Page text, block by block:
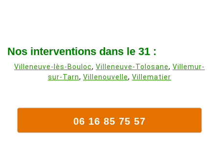
Nos interventions dans le 31 :
Villeneuve-lès-Bouloc, Villeneuve-Tolosane, Villemur-
sur-Tarn, Villenouvelle, Villematier
06 16 85 75 57